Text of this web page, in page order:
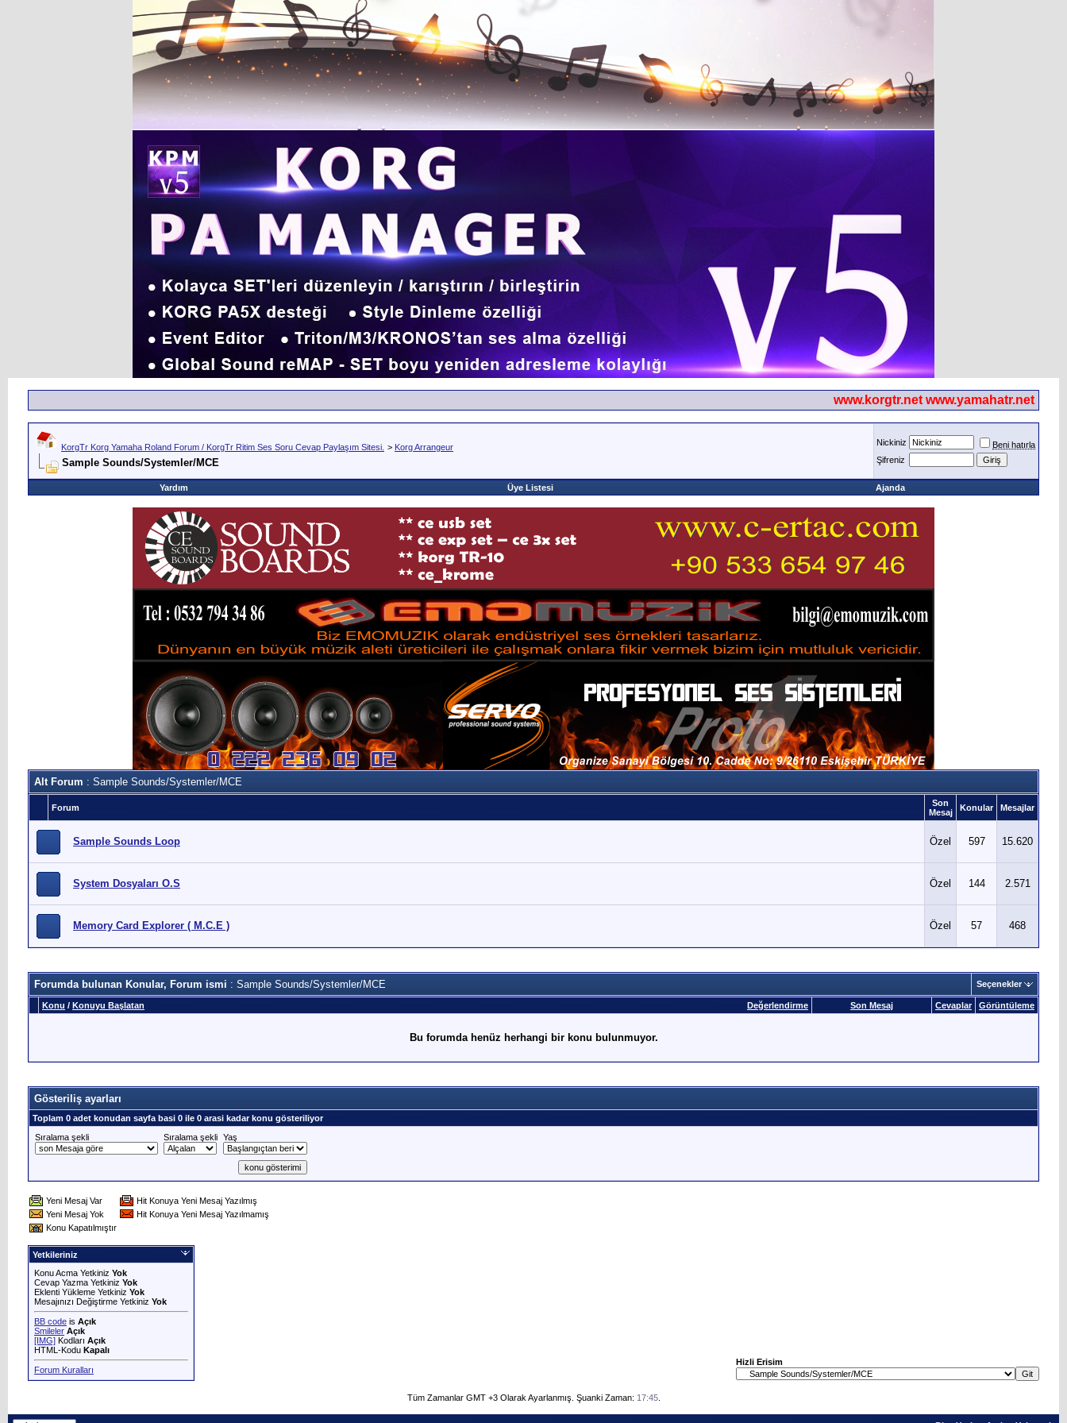
www.korgtr.net www.yamahatr.net
KorgTr Korg Yamaha Roland Forum / KorgTr Ritim Ses Soru Cevap Paylaşım Sitesi. > Korg Arrangeur
Sample Sounds/Systemler/MCE
Nickiniz
Beni hatırla
Şifreniz
Yardım Üye Listesi Ajanda
Alt Forum : Sample Sounds/Systemler/MCE
Forum
Son
Mesaj
Konular Mesajlar
Sample Sounds Loop Özel 597 15.620
System Dosyaları O.S Özel 144 2.571
Memory Card Explorer ( M.C.E ) Özel 57 468
Forumda bulunan Konular, Forum ismi : Sample Sounds/Systemler/MCE Seçenekler
Değerlendirme
Konu / Konuyu Başlatan Son Mesaj Cevaplar Görüntüleme
Bu forumda henüz herhangi bir konu bulunmuyor.
Gösteriliş ayarları
Toplam 0 adet konudan sayfa basi 0 ile 0 arasi kadar konu gösteriliyor
Sıralama şekli
Sıralama şekli Yaş
Yeni Mesaj Var
Hit Konuya Yeni Mesaj Yazılmış
Yeni Mesaj Yok
Hit Konuya Yeni Mesaj Yazılmamış
Konu Kapatılmıştır
Yetkileriniz
Konu Acma Yetkiniz Yok
Cevap Yazma Yetkiniz Yok
Eklenti Yükleme Yetkiniz Yok
Mesajınızı Değiştirme Yetkiniz Yok
BB code is Açık
Smileler Açık
[IMG] Kodları Açık
HTML-Kodu Kapalı
Forum Kuralları
Hizli Erisim
Tüm Zamanlar GMT +3 Olarak Ayarlanmış. Şuanki Zaman: 17:45.